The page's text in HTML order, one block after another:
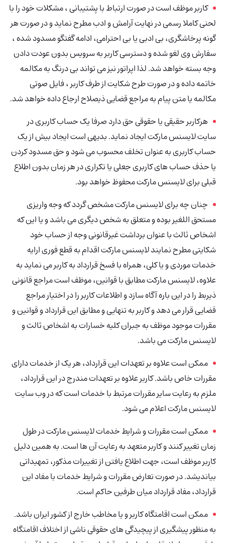
کاربر موظف است در صورت ارتباط با پشتیبانی ، مشکلات خود را با
لحنی کاملا رسمی در نهایت آرامش و ادب مطرح نماید و در صورت هر
گونه پرخاشگری، بی ادبی یا بی احترامی، ادامه گفتگو مسدود شده ،
سفارش وی لغو شده و دسترسی کاربر به سرویس بدون عودت دادن
وجه بسته خواهد شد. لذا اپراتور نیز می تواند بی درنگ به مکالمه
خاتمه داده و در صورت طرح شکایت از طرف کاربر ، فایل صوتی
مکالمه یا متن پیام به مراجع قضایی ذیصلاح ارجاع داده خواهد شد.
هرکاربر حقیقی یا حقوقی حق دارد صرفا یک حساب کاربری در
سایت لایسنس مارکت ایجاد نماید. بدیهی است ایجاد بیش از یک
حساب کاربری به عنوان تخلف محسوب می شود و حق مسدود کردن
یا حذف حساب های کاربری جعلی یا تکراری در هر زمان بدون اطلاع
قبلی برای لایسنس مارکت محفوظ خواهد بود.
چنان چه برای لایسنس مارکت مشخص گردد که وجه واریزی
مستحق اللغیر بوده و متعلق به شخص دیگری می باشد و یا این که
اشخاص ثالث با عنوان برداشت غیرقانونی وجه از حساب خود
شکایتی مطرح نمایند لایسنس مارکت اقدام به قطع فوری ارایه
خدمات موردی و یا کلی، همراه با فسخ قرارداد به کاربر می نماید به
علاوه، لایسنس مارکت مطابق با قوانین، موظف است مراجع قانونی
ذیربط را در این باره آگاه سازد و اطلاعات کاربر را در اختیار مراجع
قضایی قرار می دهد و کاربر به تنهایی و مطابق این قرارداد و قوانین و
مقررات موجود موظف به جبران کلیه خسارات به اشخاص ثالث و
لایسنس مارکت می باشد.
ممکن است علاوه بر تعهدات این قرارداد، هر یک از خدمات دارای
مقررات خاص باشد. کاربر علاوه بر تعهدات مندرج در این قرارداد،
ملزم به رعایت سایر مقررات مرتبط با خدمات است که در وب سایت
لایسنس مارکت اعلام می شود.
ممکن است مقررات و شرایط خدمات لایسنس مارکت در طول
زمان تغییر کنند و کاربر متعهد به رعایت آن ها است. به همین دلیل
کاربر موظف است، جهت اطلاع یافتن از تغییرات مذکور، تمهیداتی
بیاندیشد. در صورت تعارض مقررات و شرایط خدمات با مفاد این
قرارداد، مفاد قرارداد میان طرفین حاکم است.
ممکن است اقامتگاه کاربر و یا مخاطب خارج از کشور ایران باشد.
به منظور پیشگیری از پیچیدگی های حقوقی ناشی از اختلاف اقامتگاه